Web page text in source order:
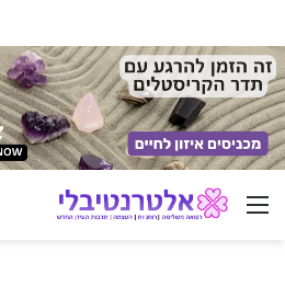
ניווט באתר